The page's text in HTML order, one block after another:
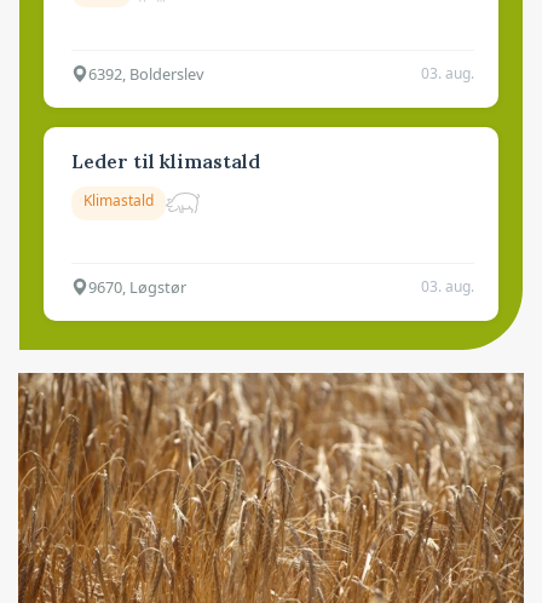
6392, Bolderslev 03. aug.
Leder til klimastald
Klimastald
9670, Løgstør 03. aug.